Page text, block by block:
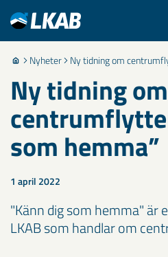
Nyheter Ny tidning om
Ny tidning om
som hemma”
1 april 2022
"Känn dig som hemma" är
LKAB som handlar om